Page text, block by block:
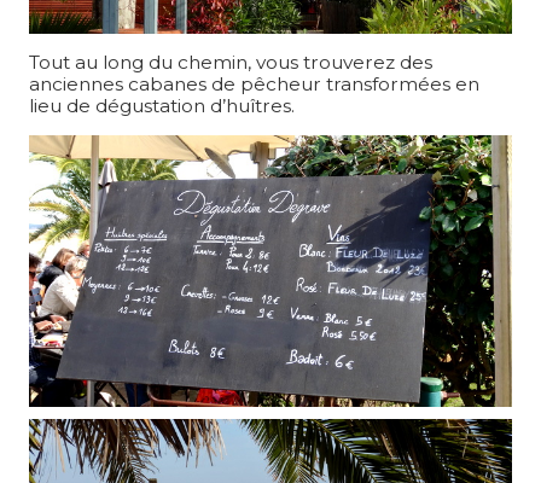
Tout au long du chemin, vous trouverez des
anciennes cabanes de pêcheur transformées en
lieu de dégustation d’huîtres.